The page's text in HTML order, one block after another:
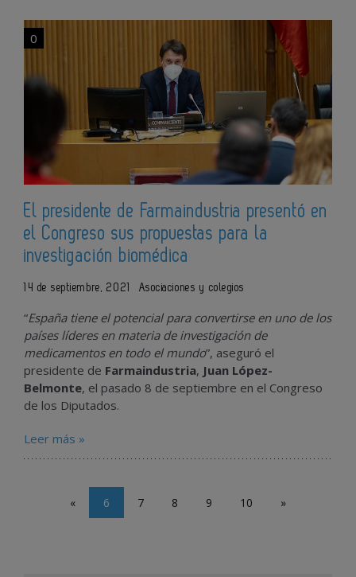
0
El presidente de Farmaindustria presentó en
el Congreso sus propuestas para la
investigación biomédica
14 de septiembre, 2021 Asociaciones y colegios
“España tiene el potencial para convertirse en uno de los
países líderes en materia de investigación de
medicamentos en todo el mundo”, aseguró el
presidente de Farmaindustria, Juan López-
Belmonte, el pasado 8 de septiembre en el Congreso
de los Diputados.
Leer más »
« 6 7 8 9 10 »